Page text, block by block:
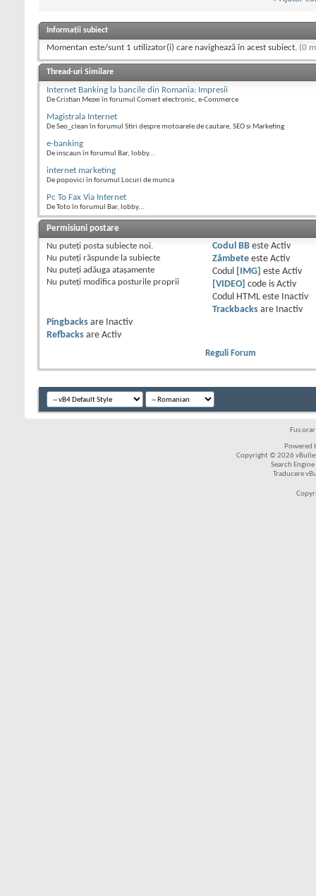
Informații subiect
Momentan este/sunt 1 utilizator(i) care navighează în acest subiect. (0
Thread-uri Similare
Internet Banking la bancile din Romania: Impresii
De Cristian Mezei în forumul Comert electronic, e-Commerce
Magistrala Internet
De Seo_clean în forumul Stiri despre motoarele de cautare, SEO si Marketing
e-banking
De inscaun în forumul Bar, lobby...
internet marketing
De popovici în forumul Locuri de munca
Pc To Fax Via Internet
De Toto în forumul Bar, lobby...
Permisiuni postare
Nu puteţi posta subiecte noi.
Nu puteţi răspunde la subiecte
Nu puteţi adăuga ataşamente
Nu puteţi modifica posturile proprii
Codul BBeste Activ
Zâmbeteeste Activ
Codul
[IMG] este Activ
[VIDEO] code is Activ
Codul HTML este
Inactiv
Trackbacksare
Inactiv
Pingbacks are
Inactiv
Refbacks are Activ
Reguli Forum
Fus
Powered
Copyright © 2026
Search
Traducere